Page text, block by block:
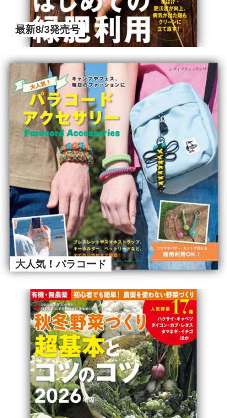
最新8/3発売号
大人気！パラコード